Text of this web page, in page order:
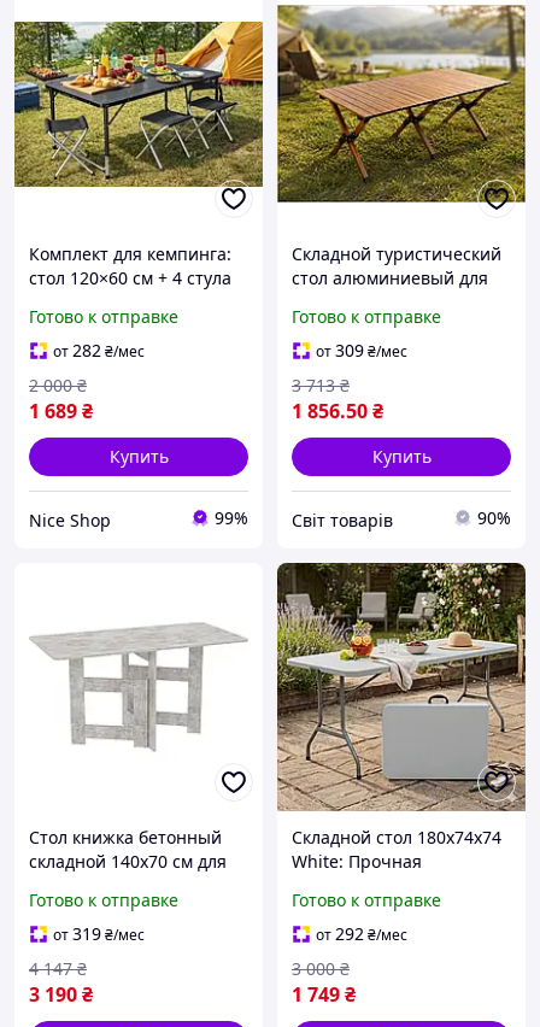
Комплект для кемпинга:
стол 120×60 см + 4 стула
удобный для всей семьи
Черный
Готово к отправке
от282₴/мес
1 689₴
2 000 ₴
Купить
Nice Shop 99%
Складной туристический
стол алюминиевый для
удобный легкий с чехлом
Готово к отправке
от309₴/мес
1 856.50₴
3 713 ₴
Купить
Cвіт товарів 90%
Стол книжка бетонный
складной 140х70 см для
стол для семейных
обедов
Готово к отправке
от319₴/мес
3 190₴
4 147 ₴
Складной стол 180x74x74
White: Прочная
водостойкий материал и
компактность для
транспортировки.
Готово к отправке
от292₴/мес
1 749₴
3 000 ₴